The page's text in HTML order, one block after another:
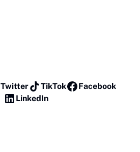
Twitter TikTok
Facebook
LinkedIn